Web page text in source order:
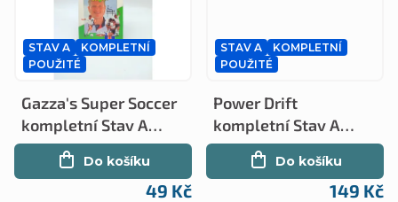
ů
STAV A
KOMPLETNÍ
POUŽITÉ
Gazza's Super Soccer
kompletní Stav A
(ZXS)
49 Kč
Do košíku
STAV A
KOMPLETNÍ
POUŽITÉ
Power Drift
kompletní Stav A
(ZXS)
149 Kč
Do košíku